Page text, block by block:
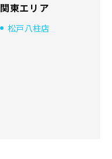
関東エリア
松戸八柱店